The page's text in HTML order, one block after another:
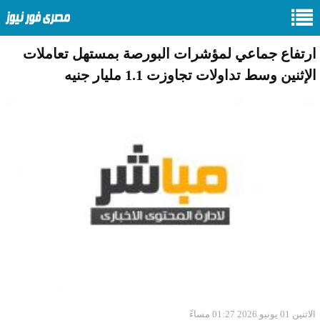
ارتفاع جماعي لمؤشرات البورصة بمستهل تعاملات
الإثنين وسط تداولات تجاوزت 1.1 مليار جنيه
الاثنين 01 يونيو 2026 01:27 مساءً